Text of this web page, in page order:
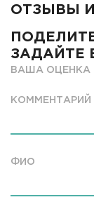
ОТЗЫВЫ
ЗАДАЙТЕ
ВАША ОЦЕНКА
КОММЕНТАРИЙ
ФИО